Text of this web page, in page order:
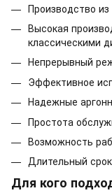
Производство
Высокая
классическими
Непрерывный
Эффективное
Надежные
Простота
Возможность
Длительный
Для кого